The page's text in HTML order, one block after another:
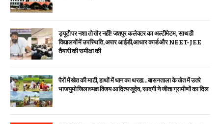
ड्यूटी पर नशा तो खैर नहीं! जशपुर कलेक्टर का अल्टीमेटम, साथ ही
विद्यालयों में उपस्थिति, अपार आईडी,आधार कार्ड और NEET-JEE
तैयारी की समीक्षा की
पैरों में खेत की माटी, हाथों में धान का थरहा…बासनताला के खेत में उतरे
भाजयुमो जिलाध्यक्ष विजय आदित्य जूदेव, सादगी ने जीता ग्रामीणों का दिल